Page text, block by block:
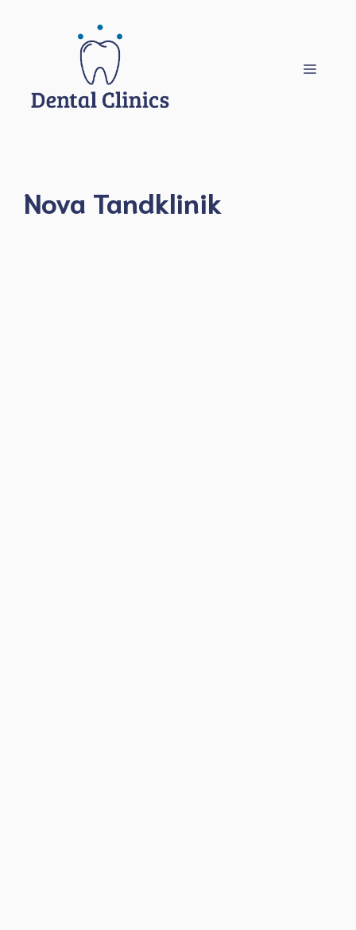
Meny
Nova Tandklinik